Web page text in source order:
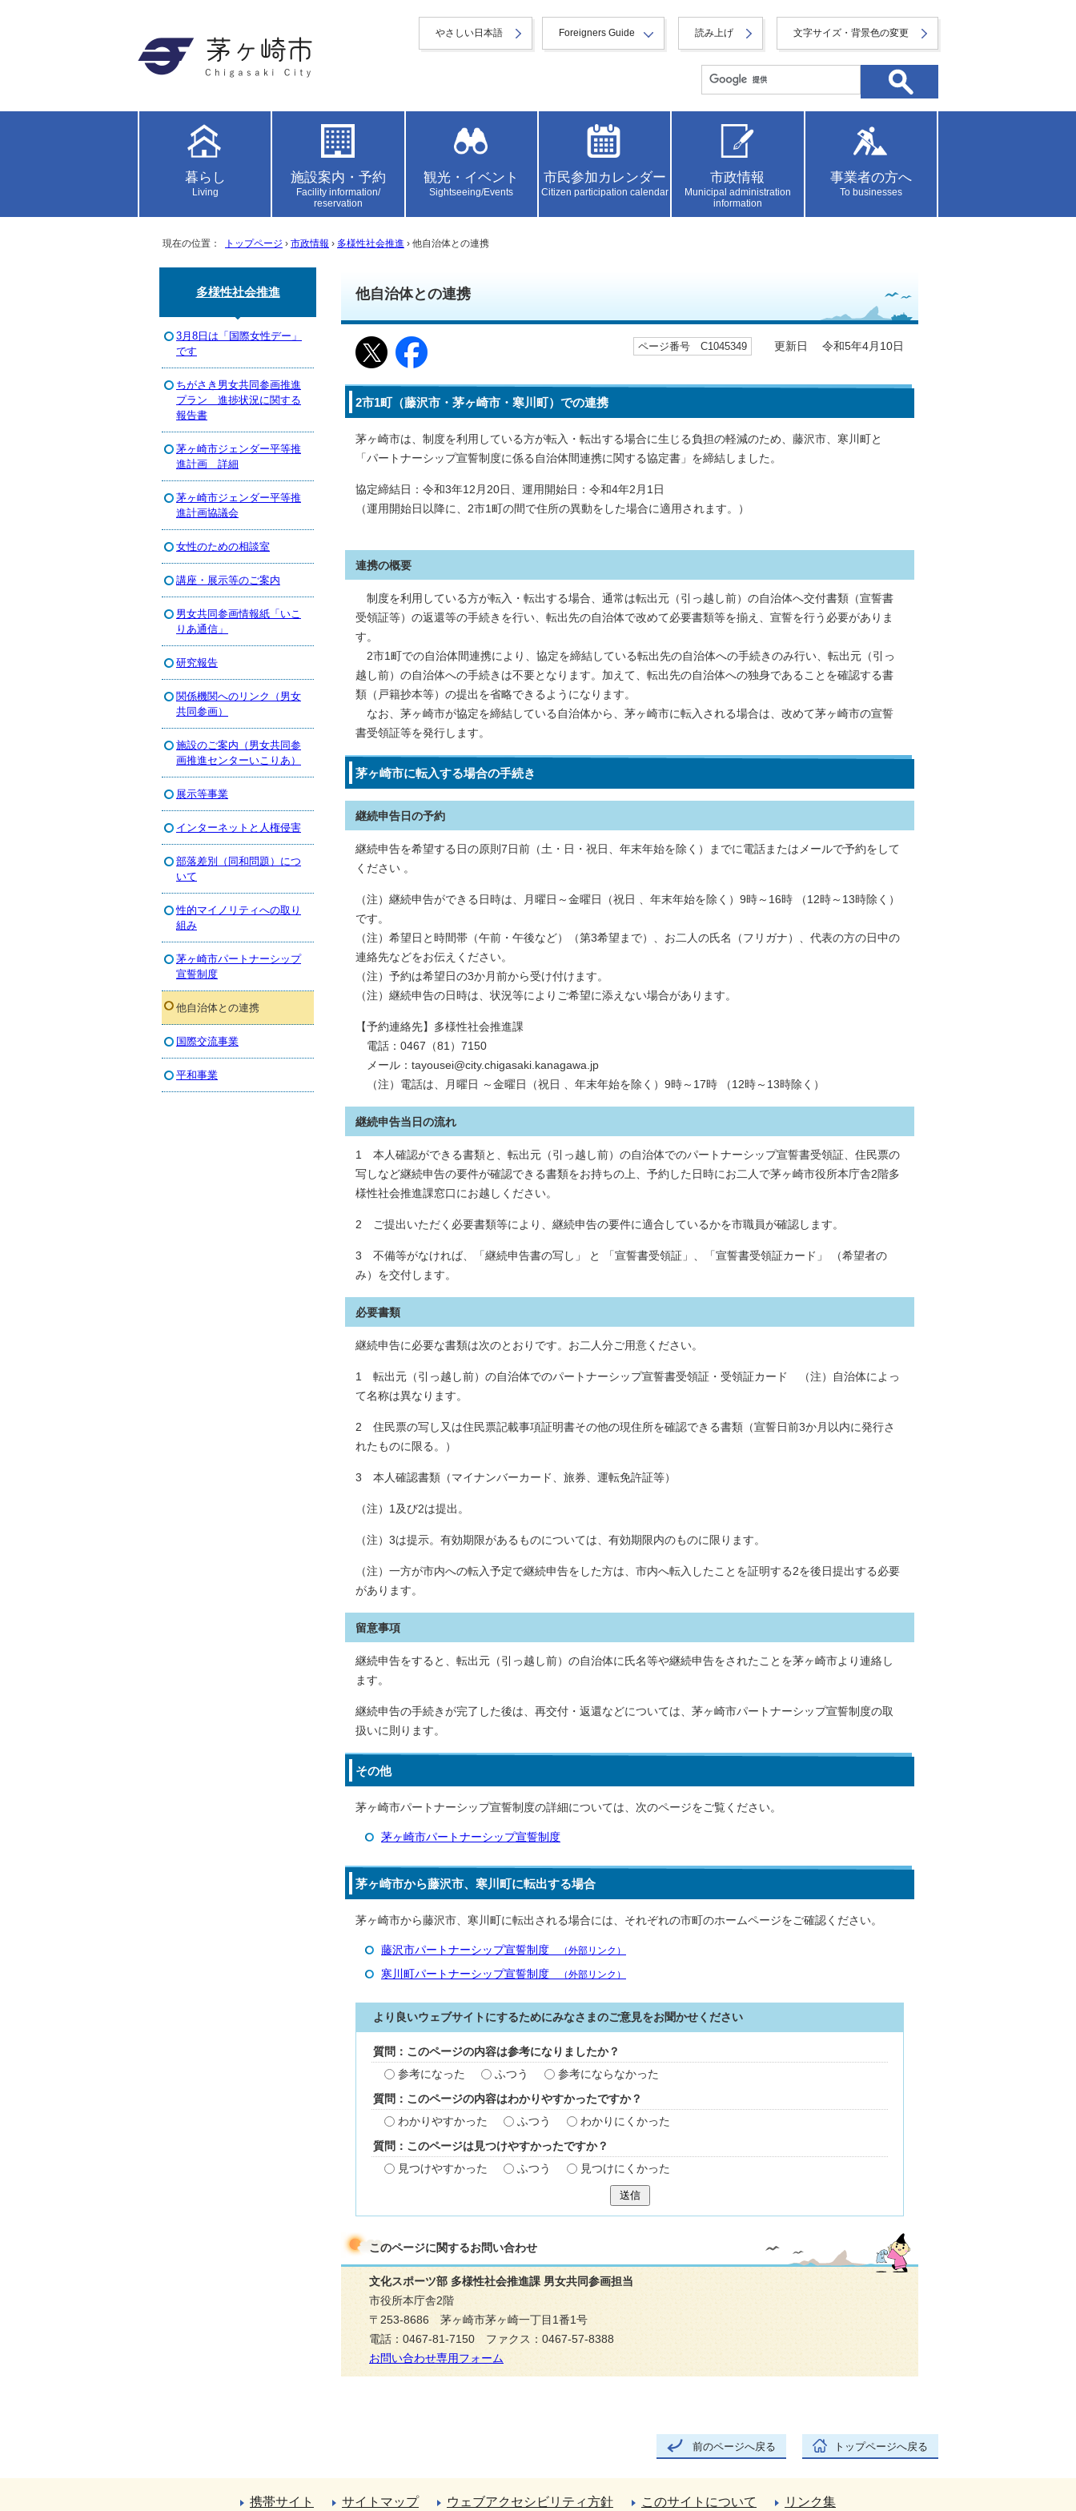
やさしい日本語 Foreigners Guide 読み上げ 文字サイズ・背景色の変更
暮らし
Living
施設案内・予約
Facility information/
reservation
観光・イベント
Sightseeing/Events
市民参加カレンダー
Citizen participation calendar
市政情報
Municipal administration
information
事業者の方へ
To businesses
現在の位置： トップページ › 市政情報 › 多様性社会推進 › 他自治体との連携
他自治体との連携
ページ番号 C1045349 更新日 令和5年4月10日
2市1町（藤沢市・茅ヶ崎市・寒川町）での連携
茅ヶ崎市は、制度を利用している方が転入・転出する場合に生じる負担の軽減のため、藤沢市、寒川町と
「パートナーシップ宣誓制度に係る自治体間連携に関する協定書」を締結しました。
協定締結日：令和3年12月20日、運用開始日：令和4年2月1日
（運用開始日以降に、2市1町の間で住所の異動をした場合に適用されます。）
連携の概要
制度を利用している方が転入・転出する場合、通常は転出元（引っ越し前）の自治体へ交付書類（宣誓書
受領証等）の返還等の手続きを行い、転出先の自治体で改めて必要書類等を揃え、宣誓を行う必要がありま
す。
2市1町での自治体間連携により、協定を締結している転出先の自治体への手続きのみ行い、転出元（引っ
越し前）の自治体への手続きは不要となります。加えて、転出先の自治体への独身であることを確認する書
類（戸籍抄本等）の提出を省略できるようになります。
なお、茅ヶ崎市が協定を締結している自治体から、茅ヶ崎市に転入される場合は、改めて茅ヶ崎市の宣誓
書受領証等を発行します。
茅ヶ崎市に転入する場合の手続き
継続申告日の予約
継続申告を希望する日の原則7日前（土・日・祝日、年末年始を除く）までに電話またはメールで予約をして
ください 。
（注）継続申告ができる日時は、月曜日～金曜日（祝日 、年末年始を除く）9時～16時 （12時～13時除く）
です。
（注）希望日と時間帯（午前・午後など）（第3希望まで）、お二人の氏名（フリガナ）、代表の方の日中の
連絡先などをお伝えください。
（注）予約は希望日の3か月前から受け付けます。
（注）継続申告の日時は、状況等によりご希望に添えない場合があります。
【予約連絡先】多様性社会推進課
電話：0467（81）7150
メール：tayousei@city.chigasaki.kanagawa.jp
（注）電話は、月曜日 ～金曜日（祝日 、年末年始を除く）9時～17時 （12時～13時除く）
継続申告当日の流れ
1 本人確認ができる書類と、転出元（引っ越し前）の自治体でのパートナーシップ宣誓書受領証、住民票の
写しなど継続申告の要件が確認できる書類をお持ちの上、予約した日時にお二人で茅ヶ崎市役所本庁舎2階多
様性社会推進課窓口にお越しください。
2 ご提出いただく必要書類等により、継続申告の要件に適合しているかを市職員が確認します。
3 不備等がなければ、「継続申告書の写し」 と 「宣誓書受領証」、「宣誓書受領証カード」 （希望者の
み）を交付します。
必要書類
継続申告に必要な書類は次のとおりです。お二人分ご用意ください。
1 転出元（引っ越し前）の自治体でのパートナーシップ宣誓書受領証・受領証カード （注）自治体によっ
て名称は異なります。
2 住民票の写し又は住民票記載事項証明書その他の現住所を確認できる書類（宣誓日前3か月以内に発行さ
れたものに限る。）
3 本人確認書類（マイナンバーカード、旅券、運転免許証等）
（注）1及び2は提出。
（注）3は提示。有効期限があるものについては、有効期限内のものに限ります。
（注）一方が市内への転入予定で継続申告をした方は、市内へ転入したことを証明する2を後日提出する必要
があります。
留意事項
継続申告をすると、転出元（引っ越し前）の自治体に氏名等や継続申告をされたことを茅ヶ崎市より連絡し
ます。
継続申告の手続きが完了した後は、再交付・返還などについては、茅ヶ崎市パートナーシップ宣誓制度の取
扱いに則ります。
その他
茅ヶ崎市パートナーシップ宣誓制度の詳細については、次のページをご覧ください。
茅ヶ崎市パートナーシップ宣誓制度
茅ヶ崎市から藤沢市、寒川町に転出する場合
茅ヶ崎市から藤沢市、寒川町に転出される場合には、それぞれの市町のホームページをご確認ください。
藤沢市パートナーシップ宣誓制度 （外部リンク）
寒川町パートナーシップ宣誓制度 （外部リンク）
より良いウェブサイトにするためにみなさまのご意見をお聞かせください
質問：このページの内容は参考になりましたか？
参考になった
ふつう 参考にならなかった
質問：このページの内容はわかりやすかったですか？
わかりやすかった
ふつう わかりにくかった
質問：このページは見つけやすかったですか？
見つけやすかった
ふつう 見つけにくかった
送信
このページに関するお問い合わせ
文化スポーツ部 多様性社会推進課 男女共同参画担当
市役所本庁舎2階
〒253-8686 茅ヶ崎市茅ヶ崎一丁目1番1号
電話：0467-81-7150 ファクス：0467-57-8388
お問い合わせ専用フォーム
多様性社会推進
3月8日は「国際女性デー」
です
ちがさき男女共同参画推進
プラン 進捗状況に関する
報告書
茅ヶ崎市ジェンダー平等推
進計画 詳細
茅ヶ崎市ジェンダー平等推
進計画協議会
女性のための相談室
講座・展示等のご案内
男女共同参画情報紙「いこ
りあ通信」
研究報告
関係機関へのリンク（男女
共同参画）
施設のご案内（男女共同参
画推進センターいこりあ）
展示等事業
インターネットと人権侵害
部落差別（同和問題）につ
いて
性的マイノリティへの取り
組み
茅ヶ崎市パートナーシップ
宣誓制度
他自治体との連携
国際交流事業
平和事業
前のページへ戻る トップページへ戻る
携帯サイト サイトマップ ウェブアクセシビリティ方針 このサイトについて リンク集